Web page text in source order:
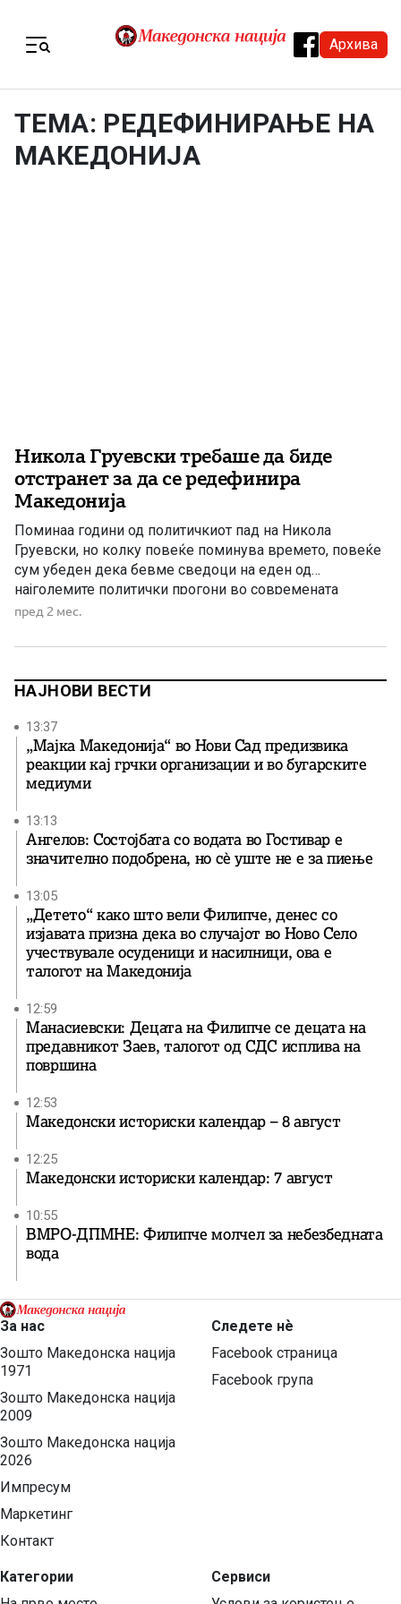
Архива
ТЕМА: РЕДЕФИНИРАЊЕ НА
МАКЕДОНИЈА
Никола Груевски требаше да биде
отстранет за да се редефинира
Македонија
Поминаа години од политичкиот пад на Никола
Груевски, но колку повеќе поминува времето, повеќе
сум убеден дека бевме сведоци на еден од
најголемите политички прогони во современата
македонска историја, чија крајна цел беше промена на
сомнеж кај јавноста отвори и неодамнешното
Стево […]
пред 2 мес.
НАЈНОВИ ВЕСТИ
13:37
„Мајка Македонија“ во Нови Сад предизвика
реакции кај грчки организации и во бугарските
медиуми
13:13
Ангелов: Состојбата со водата во Гостивар е
значително подобрена, но сè уште не е за пиење
13:05
„Детето“ како што вели Филипче, денес со
изјавата призна дека во случајот во Ново Село
учествувале осуденици и насилници, ова е
талогот на Македонија
12:59
Манасиевски: Децата на Филипче се децата на
предавникот Заев, талогот од СДС исплива на
површина
12:53
Македонски историски календар – 8 август
12:25
Македонски историски календар: 7 август
10:55
ВМРО-ДПМНЕ: Филипче молчел за небезбедната
вода
За нас
Зошто Македонска нација
1971
Зошто Македонска нација
2009
Зошто Македонска нација
2026
Импресум
Маркетинг
Контакт
Категории
Следете нѐ
Facebook страница
Facebook група
Сервиси